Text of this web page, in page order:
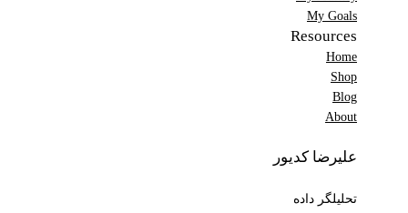
My Goals
Resources
Home
Shop
Blog
About
علیرضا کدیور
تحلیلگر داده